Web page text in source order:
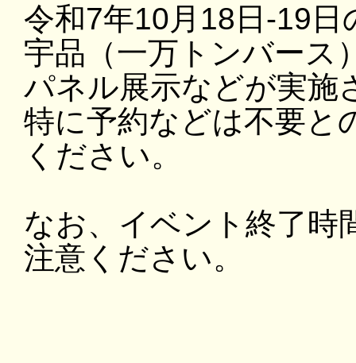
令和7年10月18日-19日
宇品（一万トンバース
パネル展示などが実施
特に予約などは不要と
ください。
なお、イベント終了時
注意ください。